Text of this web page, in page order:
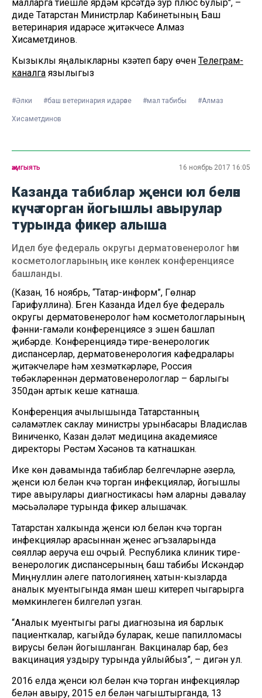
малларга тиешле ярдәм күрсәтүдә зур плюс булыр", –
диде Татарстан Министрлар Кабинетының Баш
ветеринария идарәсе җитәкчесе Алмаз
Хисаметдинов.
Кызыклы яңалыкларны күзәтеп бару өчен Телеграм-
каналга язылыгыз
#Әлки #баш ветеринария идарәсе #мал табибы #Алмаз
Хисаметдинов
җәмгыять 16 ноябрь 2017 16:05
Казанда табиблар җенси юл белән
күчә торган йогышлы авырулар
турында фикер алыша
Идел буе федераль округы дерматовенеролог һәм
косметологларының ике көнлек конференциясе
башланды.
(Казан, 16 ноябрь, “Татар-информ”, Гөлнар
Гарифуллина). Бүген Казанда Идел буе федераль
округы дерматовенеролог һәм косметологларының
фәнни-гамәли конференциясе үз эшен башлап
җибәрде. Конференциядә тире-венерологик
диспансерлар, дерматовенерология кафедралары
җитәкчеләре һәм хезмәткәрләре, Россия
төбәкләреннән дерматовенерологлар – барлыгы
350дән артык кеше катнаша.
Конференция ачылышында Татарстанның
сәламәтлек саклау министры урынбасары Владислав
Виниченко, Казан дәүләт медицина академиясе
директоры Рөстәм Хәсәнов та катнашкан.
Ике көн дәвамында табиблар белгечләрне әзерләү,
җенси юл белән күчә торган инфекцияләр, йогышлы
тире авырулары диагностикасы һәм аларны дәвалау
мәсьәләләре турында фикер алышачак.
Татарстан халкында җенси юл белән күчә торган
инфекцияләр арасыннан җенес әгъзаларында
сөялләр аеруча еш очрый. Республика клиник тире-
венерологик диспансерының баш табибы Искәндәр
Миңнуллин әлеге патологиянең хатын-кызларда
аналык муентыгында яман шеш китереп чыгарырга
мөмкинлеген билгеләп узган.
“Аналык муентыгы рагы диагнозына ия барлык
пациенткалар, кагыйдә буларак, кеше папилломасы
вирусы белән йогышланган. Вакциналар бар, без
вакцинация уздыру турында уйлыйбыз”, – дигән ул.
2016 елда җенси юл белән күчә торган инфекцияләр
белән авыру, 2015 ел белән чагыштырганда, 13